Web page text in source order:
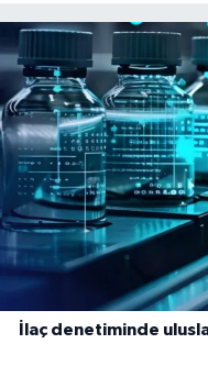
İlaç denetiminde